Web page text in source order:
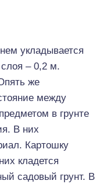
укладывается
слоя – 0,2 м.
же
между
в грунте
В них
Картошку
кладется
садовый грунт. В